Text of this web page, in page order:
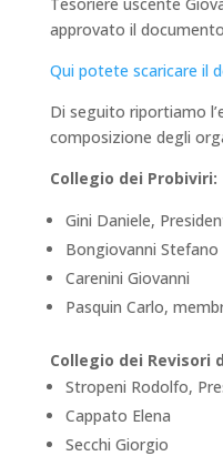
approvato il
Qui potete scaricare il
Di seguito riportiamo
composizione degli
Collegio dei Probiviri:
Gini Daniele,
Bongiovanni Stefano
Carenini Giovanni
Pasquin Carlo,
Collegio dei Revisori
Stropeni Rodolfo,
Cappato Elena
Secchi Giorgio